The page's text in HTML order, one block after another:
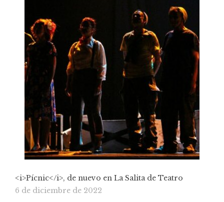
<i>Pícnic</i>, de nuevo en La Salita de Teatro
6 de diciembre de 2022